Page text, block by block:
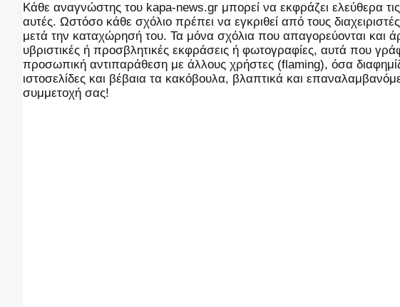
Kάθε αναγνώστης του kapa-news.gr μπορεί να εκφράζει ελεύθερα
αυτές. Ωστόσο κάθε σχόλιο πρέπει να εγκριθεί από τους
μετά την καταχώρησή του. Τα μόνα σχόλια που απαγορεύονται και
υβριστικές ή προσβλητικές εκφράσεις ή φωτογραφίες, αυτά που
προσωπική αντιπαράθεση με άλλους χρήστες (flaming), όσα
ιστοσελίδες και βέβαια τα κακόβουλα, βλαπτικά και
συμμετοχή σας!